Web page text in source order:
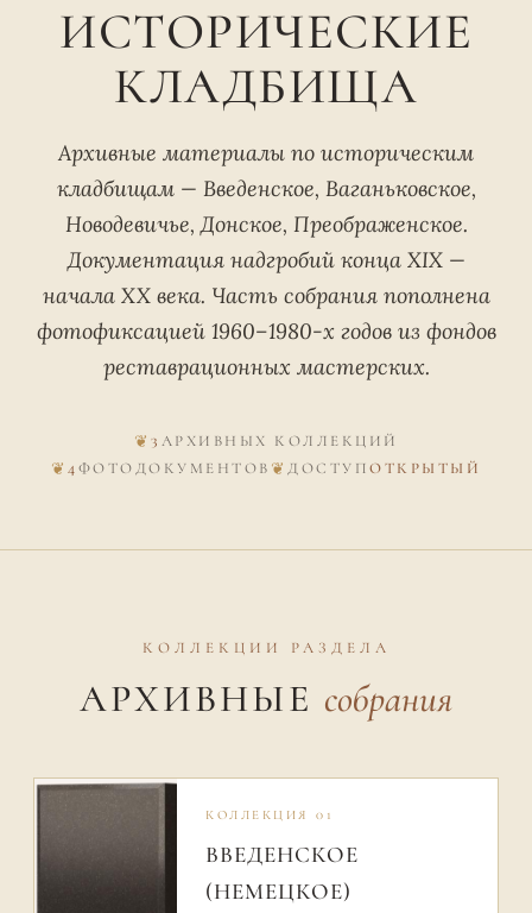
ИСТОРИЧЕСКИЕ
КЛАДБИЩА
Архивные материалы по историческим
кладбищам — Введенское, Ваганьковское,
Новодевичье, Донское, Преображенское.
Документация надгробий конца XIX —
начала XX века. Часть собрания пополнена
фотофиксацией 1960–1980-х годов из фондов
реставрационных мастерских.
3 АРХИВНЫХ КОЛЛЕКЦИЙ
4ФОТОДОКУМЕНТОВ ДОСТУПОТКРЫТЫЙ
КОЛЛЕКЦИИ РАЗДЕЛА
АРХИВНЫЕ собрания
КОЛЛЕКЦИЯ 01
ВВЕДЕНСКОЕ
(НЕМЕЦКОЕ)